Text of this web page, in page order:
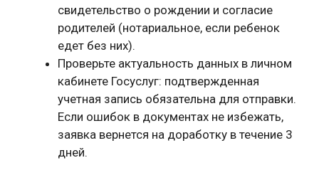
свидетельство о рождении и согласие
родителей (нотариальное, если ребенок
едет без них).
Проверьте актуальность данных в личном
кабинете Госуслуг: подтвержденная
учетная запись обязательна для отправки.
Если ошибок в документах не избежать,
заявка вернется на доработку в течение 3
дней.